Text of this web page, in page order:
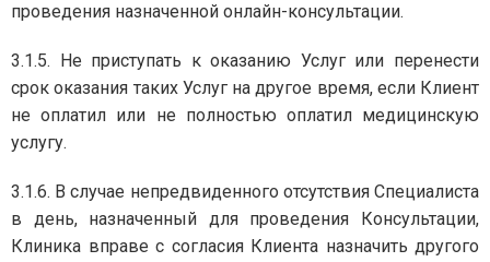
проведения назначенной онлайн-консультации.
3.1.5. Не приступать к оказанию Услуг или перенести
срок оказания таких Услуг на другое время, если Клиент
не оплатил или не полностью оплатил медицинскую
услугу.
3.1.6. В случае непредвиденного отсутствия Специалиста
в день, назначенный для проведения Консультации,
Клиника вправе с согласия Клиента назначить другого